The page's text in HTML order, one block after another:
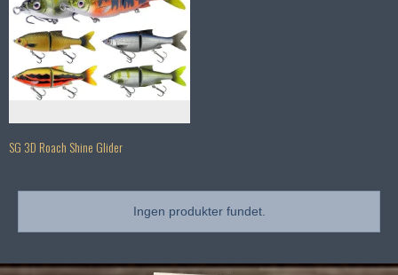
SG 3D Roach Shine Glider
Ingen produkter fundet.